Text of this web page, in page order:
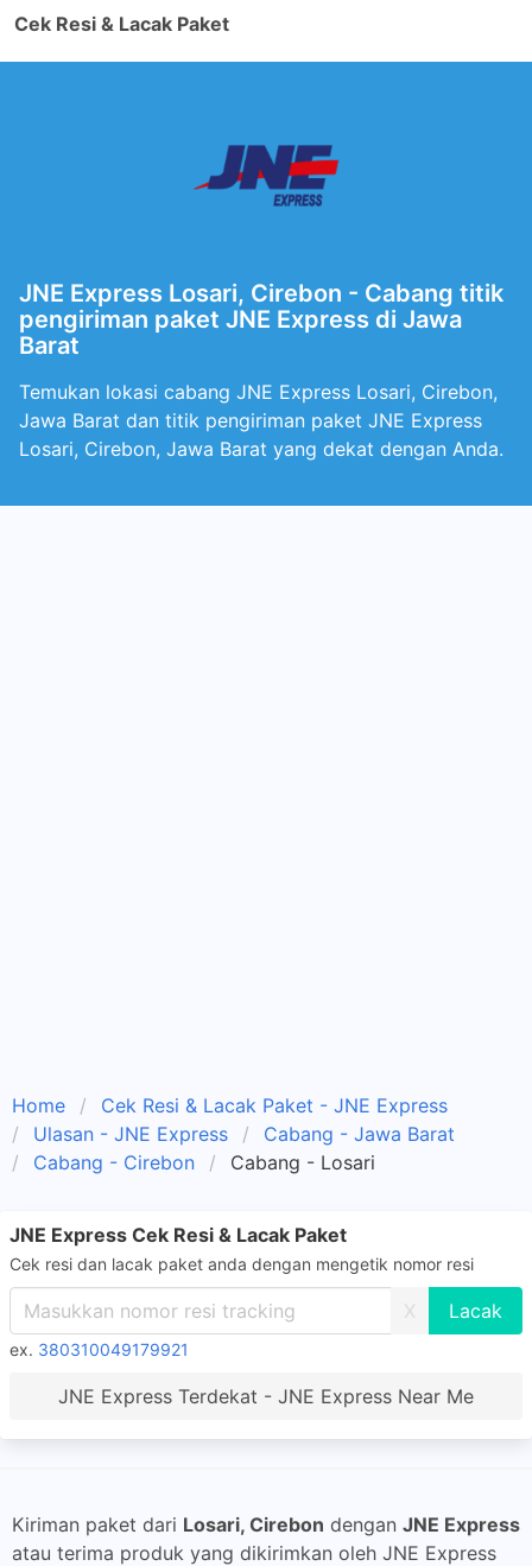
Cek Resi & Lacak Paket
JNE Express Losari, Cirebon - Cabang titik
pengiriman paket JNE Express di Jawa
Barat
Temukan lokasi cabang JNE Express Losari, Cirebon,
Jawa Barat dan titik pengiriman paket JNE Express
Losari, Cirebon, Jawa Barat yang dekat dengan Anda.
Home
Cek Resi & Lacak Paket - JNE Express
Ulasan - JNE Express
Cabang - Jawa Barat
Cabang - Cirebon
Cabang - Losari
JNE Express Cek Resi & Lacak Paket
Cek resi dan lacak paket anda dengan mengetik nomor resi
X
ex. 380310049179921
JNE Express Terdekat - JNE Express Near Me
Kiriman paket dari Losari, Cirebon dengan JNE Express
atau terima produk yang dikirimkan oleh JNE Express